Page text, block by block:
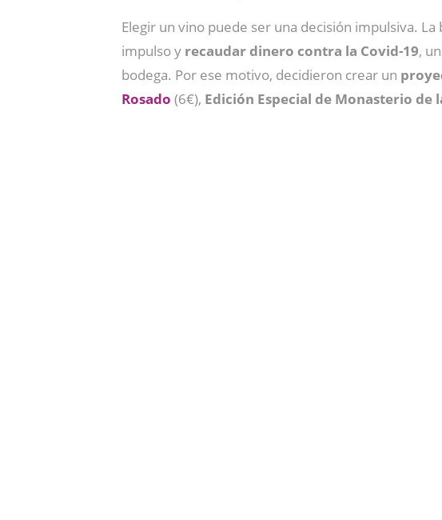
Elegir un vino puede ser una decisión impulsiva. La
impulso y recaudar dinero contra la Covid-19,
bodega. Por ese motivo, decidieron crear un
Rosado (6€), Edición Especial de Monasterio de